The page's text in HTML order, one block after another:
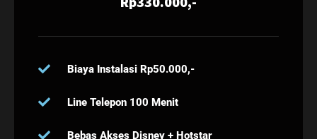
Biaya Instalasi Rp50.000,-
Line Telepon 100 Menit
Bebas Akses Disney + Hotstar